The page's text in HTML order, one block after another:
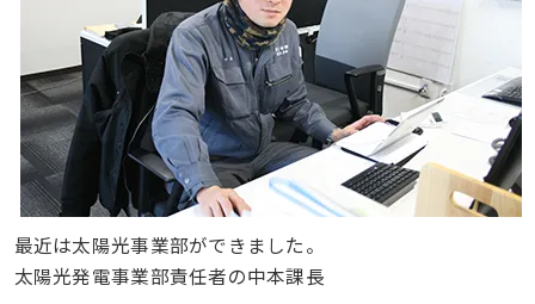
最近は太陽光事業部ができました。
太陽光発電事業部責任者の中本課長